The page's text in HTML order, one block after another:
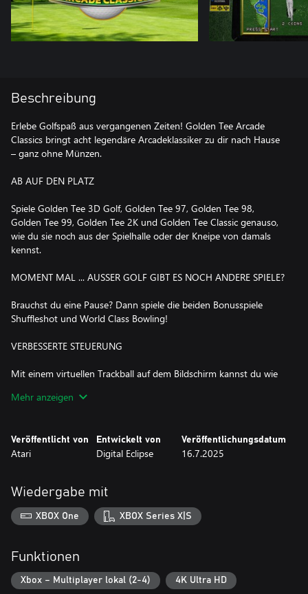
Beschreibung
Erlebe Golfspaß aus vergangenen Zeiten! Golden Tee Arcade
Classics bringt acht legendäre Arcadeklassiker zu dir nach Hause
– ganz ohne Münzen.
AB AUF DEN PLATZ
Spiele Golden Tee 3D Golf, Golden Tee 97, Golden Tee 98,
Golden Tee 99, Golden Tee 2K und Golden Tee Classic genauso,
wie du sie noch aus der Spielhalle oder der Kneipe von damals
kennst.
MOMENT MAL ... AUSSER GOLF GIBT ES NOCH ANDERE SPIELE?
Brauchst du eine Pause? Dann spiele die beiden Bonusspiele
Shuffleshot und World Class Bowling!
VERBESSERTE STEUERUNG
Mit einem virtuellen Trackball auf dem Bildschirm kannst du wie
deine Schwungstärke und Schlagrichtung anpassen. Je nach
ÜBUNG MACHT DEN MEISTER
Musst du deine Fähigkeiten etwas aufpolieren? Im brandneuen
Übungsmodus hast du unbegrenzte Drives, Chips und Putts.
Und dank der neuen Mulligan-Funktion muss ein einzelner
schlechter Schlag nicht das Ende einer tollen Runde bedeuten.
Mehr anzeigen
Veröffentlicht von
Atari
Entwickelt von
Digital Eclipse
Veröffentlichungsdatum
16.7.2025
Wiedergabe mit
XBOX One XBOX Series X|S
Funktionen
Xbox – Multiplayer lokal (2-4) 4K Ultra HD